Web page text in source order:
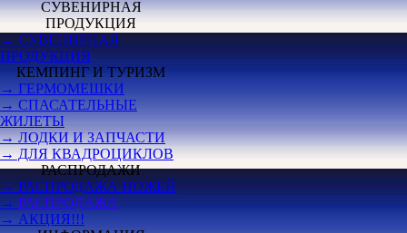
СУВЕНИРНАЯ
ПРОДУКЦИЯ
→ СУВЕНИРНАЯ
ПРОДУКЦИЯ
КЕМПИНГ И ТУРИЗМ
→ ГЕРМОМЕШКИ
→ СПАСАТЕЛЬНЫЕ
ЖИЛЕТЫ
→ ЛОДКИ И ЗАПЧАСТИ
→ ДЛЯ КВАДРОЦИКЛОВ
РАСПРОДАЖИ
→ РАСПРОДАЖА НОЖЕЙ
→ РАСПРОДАЖА
→ АКЦИЯ!!!